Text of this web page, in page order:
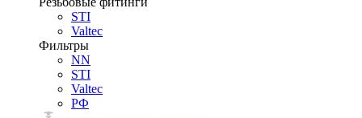
STI
Valtec
Фильтры
NN
STI
Valtec
РФ